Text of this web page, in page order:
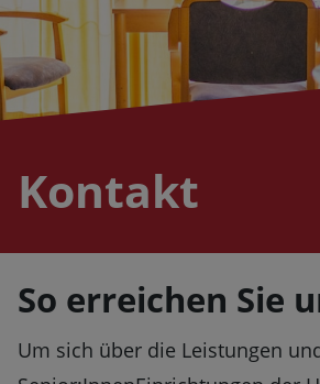
Kontakt
So erreichen Sie
Um sich über die Leistungen